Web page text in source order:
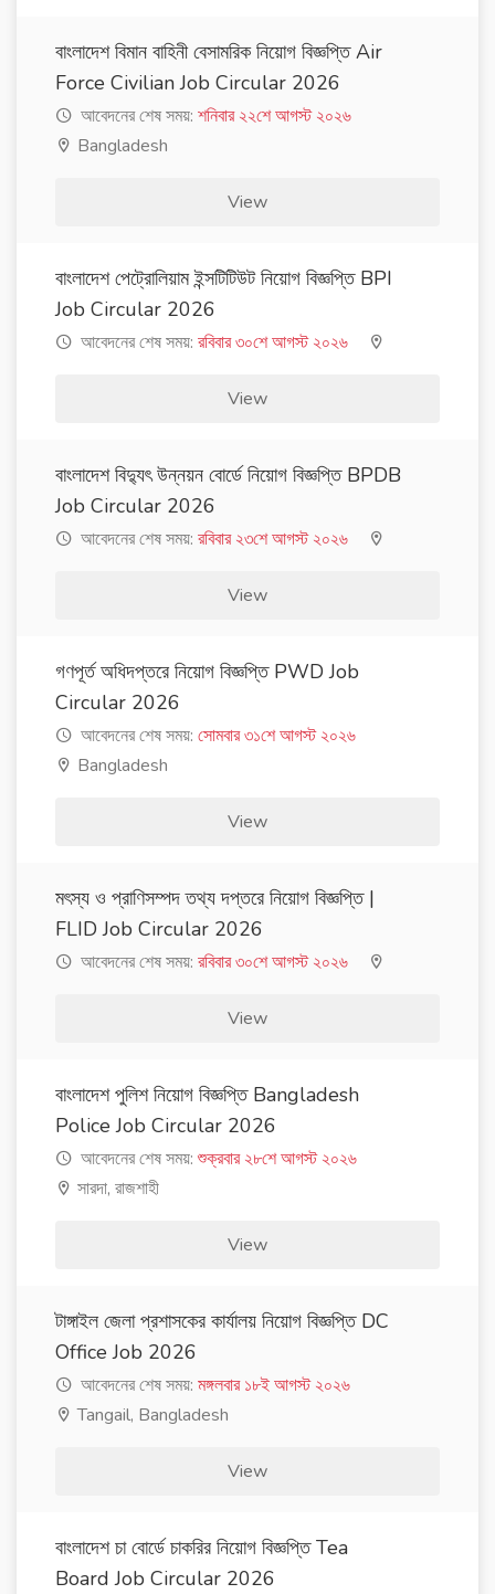
বাংলাদেশ বিমান বাহিনী বেসামরিক নিয়োগ বিজ্ঞপ্তি Air
Force Civilian Job Circular 2026
আবেদনের শেষ সময়: শনিবার ২২শে আগস্ট ২০২৬
Bangladesh
View
বাংলাদেশ পেট্রোলিয়াম ইন্সটিটিউট নিয়োগ বিজ্ঞপ্তি BPI
Job Circular 2026
আবেদনের শেষ সময়: রবিবার ৩০শে আগস্ট ২০২৬
View
বাংলাদেশ বিদ্যুৎ উন্নয়ন বোর্ডে নিয়োগ বিজ্ঞপ্তি BPDB
Job Circular 2026
আবেদনের শেষ সময়: রবিবার ২৩শে আগস্ট ২০২৬
View
গণপূর্ত অধিদপ্তরে নিয়োগ বিজ্ঞপ্তি PWD Job
Circular 2026
আবেদনের শেষ সময়: সোমবার ৩১শে আগস্ট ২০২৬
Bangladesh
View
মৎস্য ও প্রাণিসম্পদ তথ্য দপ্তরে নিয়োগ বিজ্ঞপ্তি |
FLID Job Circular 2026
আবেদনের শেষ সময়: রবিবার ৩০শে আগস্ট ২০২৬
View
বাংলাদেশ পুলিশ নিয়োগ বিজ্ঞপ্তি Bangladesh
Police Job Circular 2026
আবেদনের শেষ সময়: শুক্রবার ২৮শে আগস্ট ২০২৬
সারদা, রাজশাহী
View
টাঙ্গাইল জেলা প্রশাসকের কার্যালয় নিয়োগ বিজ্ঞপ্তি DC
Office Job 2026
আবেদনের শেষ সময়: মঙ্গলবার ১৮ই আগস্ট ২০২৬
Tangail, Bangladesh
View
বাংলাদেশ চা বোর্ডে চাকরির নিয়োগ বিজ্ঞপ্তি Tea
Board Job Circular 2026